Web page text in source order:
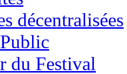
décentralisées
du Festival